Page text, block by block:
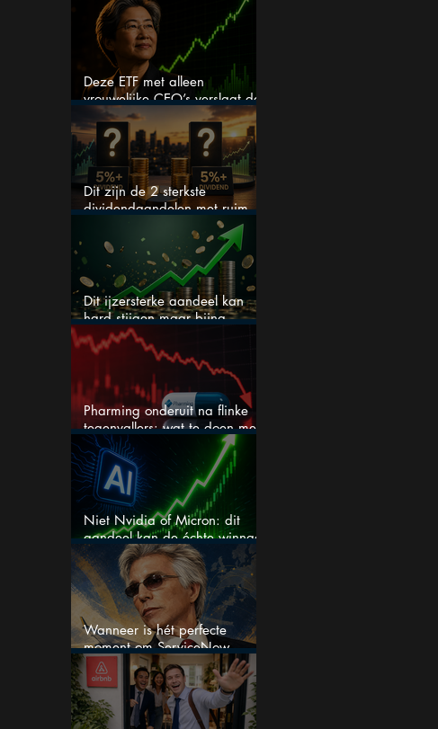
wordt
Deze ETF met alleen
vrouwelijke CEO’s verslaat de
S&P 500 keihard
Dit zijn de 2 sterkste
dividendaandelen met ruim
Dit ijzersterke aandeel kan
hard stijgen maar bijna
niemand kijkt
Pharming onderuit na flinke
tegenvallers: wat te doen met
het aandeel?
Niet Nvidia of Micron: dit
aandeel kan de échte winnaar
van de AI-race worden
Wanneer is hét perfecte
moment om ServiceNow
aandelen te kopen?